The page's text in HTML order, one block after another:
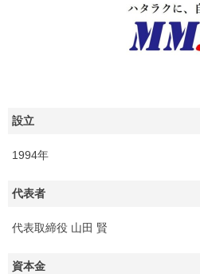
設立
1994年
代表者
代表取締役 山田 賢
資本金